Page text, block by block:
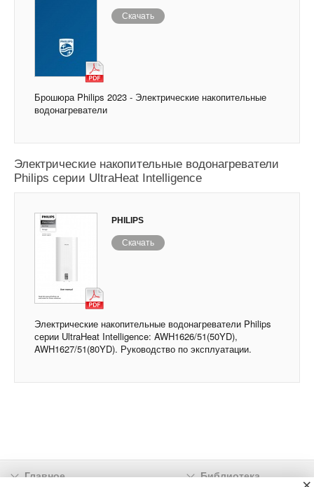
Скачать
Брошюра Philips 2023 - Электрические накопительные
водонагреватели
Электрические накопительные водонагреватели
Philips серии UltraHeat Intelligence
PHILIPS
Скачать
Электрические накопительные водонагреватели Philips
серии UltraHeat Intelligence: AWH1626/51(50YD),
AWH1627/51(80YD). Руководство по эксплуатации.
Главное Библиотека